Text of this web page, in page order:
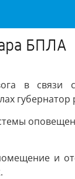
БПЛА
в связи
губернатор
и